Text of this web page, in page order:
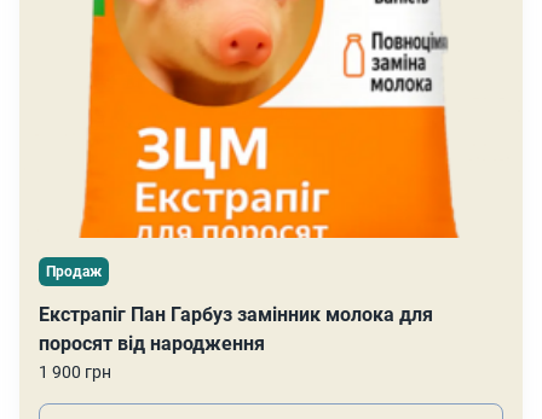
Продаж
Екстрапіг Пан Гарбуз замінник молока для
поросят від народження
1 900 грн